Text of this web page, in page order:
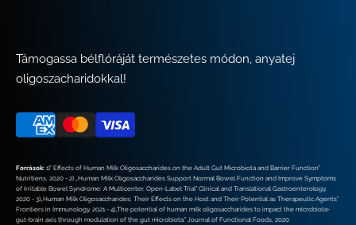
Támogassa bélflóráját természetes módon, anyatej
oligoszacharidokkal!
Források: 1)” Effects of Human Milk Oligosaccharides on the Adult Gut Microbiota and Barrier Function”
Nutritiens, 2020 - 2) „Human Milk Oligosaccharides Support Normal Bowel Function and Improve Symptoms
of Irritable Bowel Syndrome: A Multicenter, Open-Label Trial” Clinical and Translational Gastroenterology,
2020 - 3)„Human Milk Oligosaccharides: Their Effects on the Host and Their Potential as Therapeutic Agents”
Frontiers in Immunology, 2021 - 4)„The potential of human milk oligosaccharides to impact the microbiota-
gut-brain axis through modulation of the gut microbiota.” Journal of Functional Foods, 2020